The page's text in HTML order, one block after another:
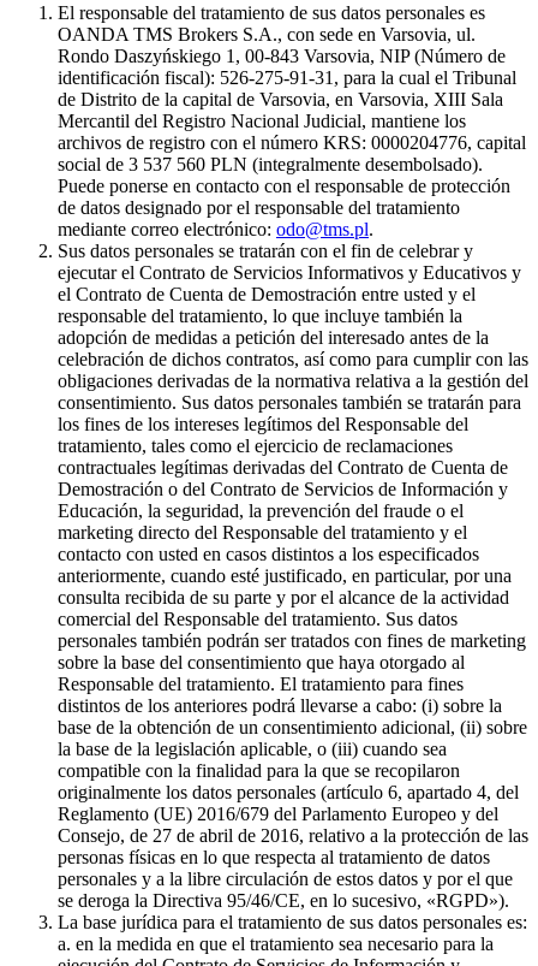
El responsable del tratamiento de sus datos personales es
OANDA TMS Brokers S.A., con sede en Varsovia, ul.
Rondo Daszyńskiego 1, 00-843 Varsovia, NIP (Número de
identificación fiscal): 526-275-91-31, para la cual el Tribunal
de Distrito de la capital de Varsovia, en Varsovia, XIII Sala
Mercantil del Registro Nacional Judicial, mantiene los
archivos de registro con el número KRS: 0000204776, capital
social de 3 537 560 PLN (integralmente desembolsado).
Puede ponerse en contacto con el responsable de protección
de datos designado por el responsable del tratamiento
mediante correo electrónico: odo@tms.pl.
Sus datos personales se tratarán con el fin de celebrar y
ejecutar el Contrato de Servicios Informativos y Educativos y
el Contrato de Cuenta de Demostración entre usted y el
responsable del tratamiento, lo que incluye también la
adopción de medidas a petición del interesado antes de la
celebración de dichos contratos, así como para cumplir con las
obligaciones derivadas de la normativa relativa a la gestión del
consentimiento. Sus datos personales también se tratarán para
los fines de los intereses legítimos del Responsable del
tratamiento, tales como el ejercicio de reclamaciones
contractuales legítimas derivadas del Contrato de Cuenta de
Demostración o del Contrato de Servicios de Información y
Educación, la seguridad, la prevención del fraude o el
marketing directo del Responsable del tratamiento y el
contacto con usted en casos distintos a los especificados
anteriormente, cuando esté justificado, en particular, por una
consulta recibida de su parte y por el alcance de la actividad
comercial del Responsable del tratamiento. Sus datos
personales también podrán ser tratados con fines de marketing
sobre la base del consentimiento que haya otorgado al
Responsable del tratamiento. El tratamiento para fines
distintos de los anteriores podrá llevarse a cabo: (i) sobre la
base de la obtención de un consentimiento adicional, (ii) sobre
la base de la legislación aplicable, o (iii) cuando sea
compatible con la finalidad para la que se recopilaron
originalmente los datos personales (artículo 6, apartado 4, del
Reglamento (UE) 2016/679 del Parlamento Europeo y del
Consejo, de 27 de abril de 2016, relativo a la protección de las
personas físicas en lo que respecta al tratamiento de datos
personales y a la libre circulación de estos datos y por el que
se deroga la Directiva 95/46/CE, en lo sucesivo, «RGPD»).
La base jurídica para el tratamiento de sus datos personales es:
a. en la medida en que el tratamiento sea necesario para la